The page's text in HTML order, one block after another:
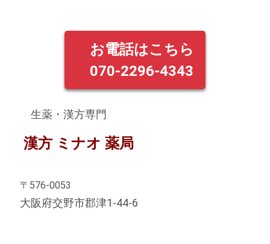
誠に勝手ながら、本日は都合により閉局させて頂きます。
≪お盆休みのお知らせ≫ 8/8(木)～8/15(木)までお休みさせて
誠に勝手ながら、本日は都合により13時〜18時の開局とさせ
2024.05.30
学会のため、 5/31(金)12時〜 閉局 6/1(土) 閉局 致しま
す。
お電話はこちら
070-2296-4343
生薬・漢方専門
漢方 ミナオ 薬局
〒576-0053
大阪府交野市郡津1-44-6